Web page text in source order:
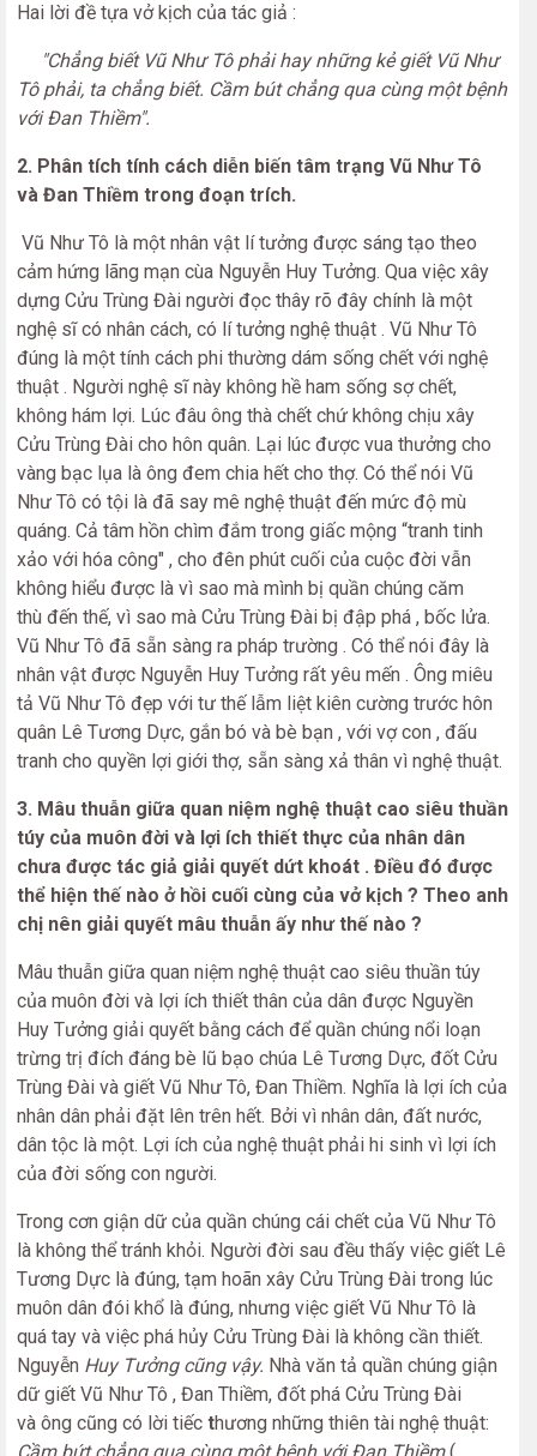
Hai lời đề tựa vở kịch của tác giả :
"Chẳng biết Vũ Như Tô phải hay những kẻ giết Vũ Như
Tô phải, ta chẳng biết. Cầm bút chẳng qua cùng một bệnh
với Đan Thiềm".
2. Phân tích tính cách diễn biến tâm trạng Vũ Như Tô
và Đan Thiềm trong đoạn trích.
Vũ Như Tô là một nhân vật lí tưởng được sáng tạo theo
cảm hứng lãng mạn cùa Nguyễn Huy Tưởng. Qua việc xây
dựng Cửu Trùng Đài người đọc thây rõ đây chính là một
nghệ sĩ có nhân cách, có lí tưởng nghệ thuật . Vũ Như Tô
đúng là một tính cách phi thường dám sống chết với nghệ
thuật . Người nghệ sĩ này không hề ham sống sợ chết,
không hám lợi. Lúc đâu ông thà chết chứ không chịu xây
Cửu Trùng Đài cho hôn quân. Lại lúc được vua thưởng cho
vàng bạc lụa là ông đem chia hết cho thợ. Có thể nói Vũ
Như Tô có tội là đã say mê nghệ thuật đến mức độ mù
quáng. Cả tâm hồn chìm đắm trong giấc mộng “tranh tinh
xảo với hóa công" , cho đên phút cuối của cuộc đời vẫn
không hiểu được là vì sao mà mình bị quần chúng căm
thù đến thế, vì sao mà Cửu Trùng Đài bị đập phá , bốc lửa.
Vũ Như Tô đã sẵn sàng ra pháp trường . Có thể nói đây là
nhân vật được Nguyễn Huy Tưởng rất yêu mến . Ông miêu
tả Vũ Như Tô đẹp với tư thế lẫm liệt kiên cường trước hôn
quân Lê Tương Dực, gắn bó và bè bạn , với vợ con , đấu
tranh cho quyền lợi giới thợ, sẵn sàng xả thân vì nghệ thuật.
3. Mâu thuẫn giữa quan niệm nghệ thuật cao siêu thuần
túy của muôn đời và lợi ích thiết thực của nhân dân
chưa được tác giả giải quyết dứt khoát . Điều đó được
thể hiện thế nào ở hồi cuối cùng của vở kịch ? Theo anh
chị nên giải quyết mâu thuẫn ấy như thế nào ?
Mâu thuẫn giữa quan niệm nghệ thuật cao siêu thuần túy
của muôn đời và lợi ích thiết thân của dân được Nguyền
Huy Tưởng giải quyết bằng cách để quần chúng nổi loạn
trừng trị đích đáng bè lũ bạo chúa Lê Tương Dực, đốt Cửu
Trùng Đài và giết Vũ Như Tô, Đan Thiềm. Nghĩa là lợi ích của
nhân dân phải đặt lên trên hết. Bởi vì nhân dân, đất nước,
dân tộc là một. Lợi ích của nghệ thuật phải hi sinh vì lợi ích
của đời sống con người.
Trong cơn giận dữ của quần chúng cái chết của Vũ Như Tô
là không thể tránh khỏi. Người đời sau đều thấy việc giết Lê
Tương Dực là đúng, tạm hoãn xây Cửu Trùng Đài trong lúc
muôn dân đói khổ là đúng, nhưng việc giết Vũ Như Tô là
quá tay và việc phá hủy Cửu Trùng Đài là không cần thiết.
Nguyễn Huy Tưởng cũng vậy. Nhà văn tả quần chúng giận
dữ giết Vũ Như Tô , Đan Thiềm, đốt phá Cửu Trùng Đài
và ông cũng có lời tiếc thương những thiên tài nghệ thuật: